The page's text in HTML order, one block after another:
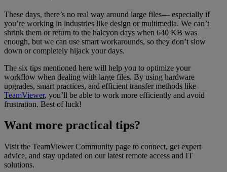
These days, there’s no real way around large files— especially if
you’re working in industries like design or multimedia. We can’t
shrink them or return to the halcyon days when 640 KB was
enough, but we can use smart workarounds, so they don’t slow
down or completely hijack your days.
The six tips mentioned here will help you to optimize your
workflow when dealing with large files. By using hardware
upgrades, smart practices, and efficient transfer methods like
TeamViewer, you’ll be able to work more efficiently and avoid
frustration. Best of luck!
Want more practical tips?
Visit the TeamViewer Community page to connect, get expert
advice, and stay updated on our latest remote access and IT
solutions.